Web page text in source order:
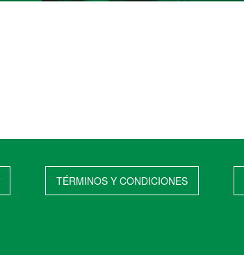
TÉRMINOS Y CONDICIONES